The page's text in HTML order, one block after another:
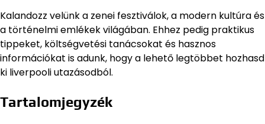
Kalandozz velünk a zenei fesztiválok, a modern kultúra és
a történelmi emlékek világában. Ehhez pedig praktikus
tippeket, költségvetési tanácsokat és hasznos
információkat is adunk, hogy a lehető legtöbbet hozhasd
ki liverpooli utazásodból.
Tartalomjegyzék